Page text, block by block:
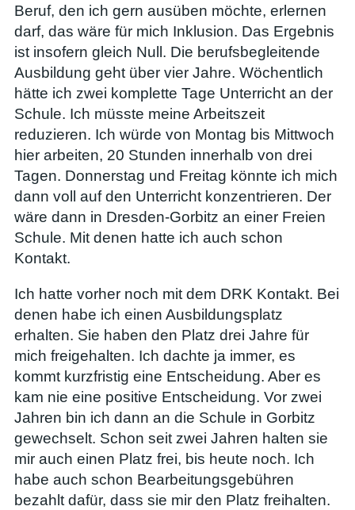
Beruf, den ich gern ausüben möchte, erlernen
darf, das wäre für mich Inklusion. Das Ergebnis
ist insofern gleich Null. Die berufsbegleitende
Ausbildung geht über vier Jahre. Wöchentlich
hätte ich zwei komplette Tage Unterricht an der
Schule. Ich müsste meine Arbeitszeit
reduzieren. Ich würde von Montag bis Mittwoch
hier arbeiten, 20 Stunden innerhalb von drei
Tagen. Donnerstag und Freitag könnte ich mich
dann voll auf den Unterricht konzentrieren. Der
wäre dann in Dresden-Gorbitz an einer Freien
Schule. Mit denen hatte ich auch schon
Kontakt.
Ich hatte vorher noch mit dem DRK Kontakt. Bei
denen habe ich einen Ausbildungsplatz
erhalten. Sie haben den Platz drei Jahre für
mich freigehalten. Ich dachte ja immer, es
kommt kurzfristig eine Entscheidung. Aber es
kam nie eine positive Entscheidung. Vor zwei
Jahren bin ich dann an die Schule in Gorbitz
gewechselt. Schon seit zwei Jahren halten sie
mir auch einen Platz frei, bis heute noch. Ich
habe auch schon Bearbeitungsgebühren
bezahlt dafür, dass sie mir den Platz freihalten.